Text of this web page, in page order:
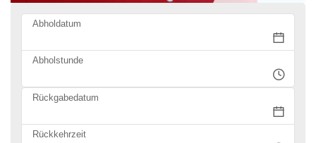
Abholdatum
Abholstunde
Rückgabedatum
Rückkehrzeit